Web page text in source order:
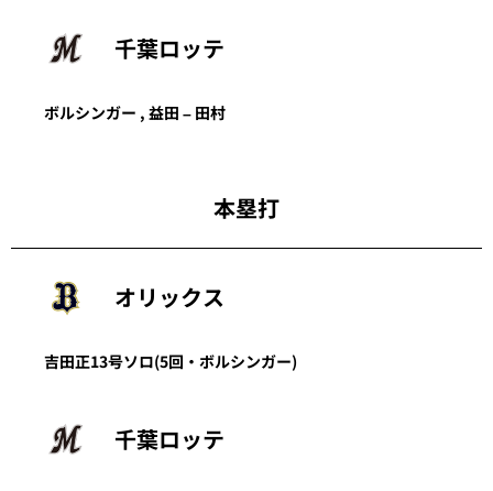
千葉ロッテ
ボルシンガー , 益田 – 田村
本塁打
オリックス
吉田正13号ソロ(5回・ ボルシンガー)
千葉ロッテ